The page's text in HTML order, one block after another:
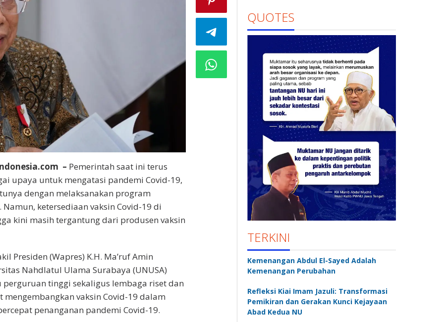
– Pemerintah saat ini terus
upaya untuk mengatasi pandemi Covid-19,
dengan melaksanakan program
ketersediaan vaksin Covid-19 di
kini masih tergantung dari produsen vaksin
Presiden (Wapres) K.H. Ma’ruf Amin
Nahdlatul Ulama Surabaya (UNUSA)
perguruan tinggi sekaligus lembaga riset dan
vaksin Covid-19 dalam
penanganan pandemi Covid-19.
QUOTES
TERKINI
Kemenangan Abdul El-Sayed Adalah
Kemenangan Perubahan
Refleksi Kiai Imam Jazuli: Transformasi
Pemikiran dan Gerakan Kunci Kejayaan
Abad Kedua NU